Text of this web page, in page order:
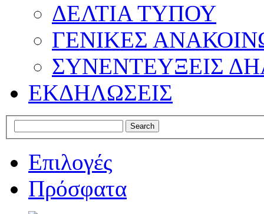
ΔΕΛΤΙΑ ΤΥΠΟΥ
ΓΕΝΙΚΕΣ
ΣΥΝΕΝΤΕΥΞΕΙΣ
ΕΚΔΗΛΩΣΕΙΣ
Επιλογές
Πρόσφατα